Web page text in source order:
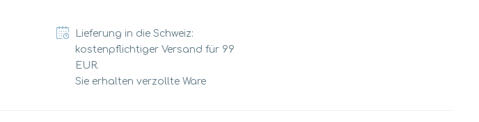
Lieferung in die Schweiz:
kostenpflichtiger Versand für 99
EUR.
Sie erhalten verzollte Ware